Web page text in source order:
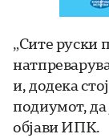
„Сите руски
и, додека
подиумот, да
објави ИПК.